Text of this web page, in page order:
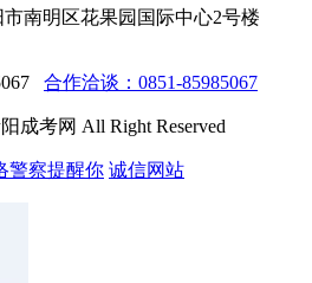
南明区花果园国际中心2号楼
合作洽谈：0851-85985067
成考网 All Right Reserved
警察提醒你 诚信网站